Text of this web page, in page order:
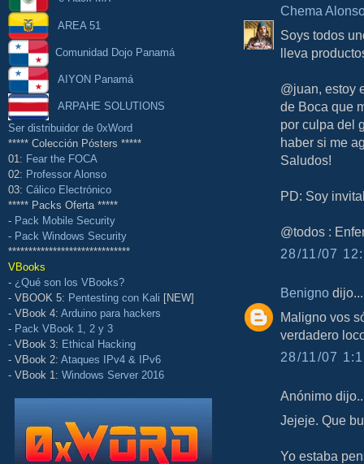
AREA 51
Comunidad Dojo Panamá
AIYON Panamá
ARPAHE SOLUTIONS
Ser distribuidor de 0xWord
***** Colección Pósters *****
01: Fear the FOCA
02: Professor Alonso
03: Cálico Electrónico
***** Packs Oferta *****
- Pack Mobile Security
- Pack Windows Security
******************************
VBooks
- ¿Qué son los VBooks?
- VBOOK 5: Pentesting con Kali [NEW]
- VBook 4: Arduino para hackers
- Pack VBook 1, 2 y 3
- VBook 3: Ethical Hacking
- VBook 2: Ataques IPv4 & IPv6
- VBook 1: Windows Server 2016
Chema
Soys todos
lleva
@juan, estoy
de Boca que
por culpa del
haber si me
Saludos!
PD: Soy
@todos :
28/11/07
Benigno dijo...
Maligno vos
verdadero
28/11/07
Anónimo
Jejeje. Que
Yo estaba